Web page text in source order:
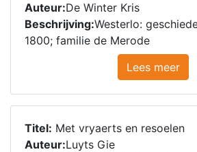
Auteur:De Winter Kris
Beschrijving:Westerlo:
1800; familie de Merode
Lees meer
Titel: Met vryaerts en resoelen
Auteur:Luyts Gie